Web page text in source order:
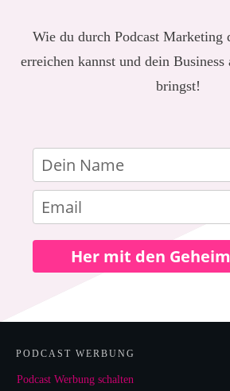
Wie du durch Podcast Marketing
erreichen kannst und dein Business
bringst!
Her mit den
PODCAST WERBUNG
Podcast Werbung schalten